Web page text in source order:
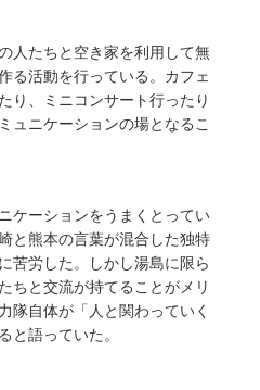
人たちと空き家を利用して無
る活動を行っている。カフェ
り、ミニコンサート行ったり
ュニケーションの場となるこ
ケーションをうまくとってい
と熊本の言葉が混合した独特
苦労した。しかし湯島に限ら
ちと交流が持てることがメリ
隊自体が「人と関わっていく
と語っていた。